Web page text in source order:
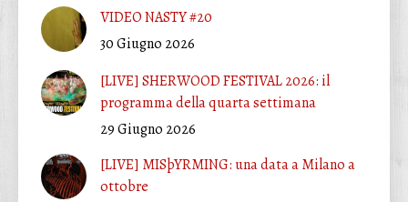
VIDEO NASTY #20
30 Giugno 2026
[LIVE] SHERWOOD FESTIVAL 2026: il
programma della quarta settimana
29 Giugno 2026
[LIVE] MISþYRMING: una data a Milano a
ottobre